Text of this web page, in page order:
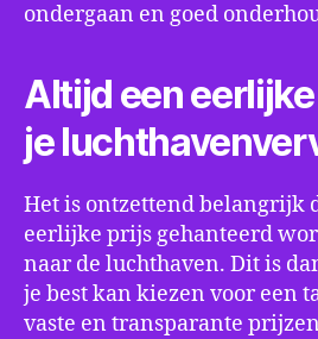
ondergaan en goed
Altijd een
je
Het is ontzettend belangrijk
eerlijke prijs gehanteerd
naar de luchthaven. Dit is
je best kan kiezen voor een
vaste en transparante